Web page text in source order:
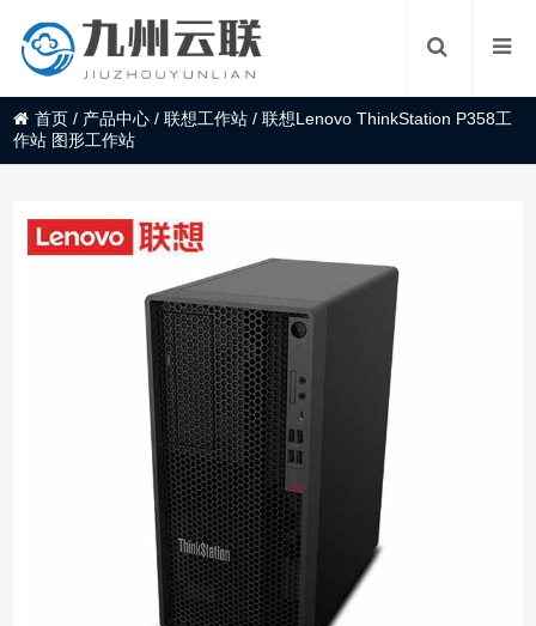
首页 / 产品中心 /联想工作站 /联想Lenovo ThinkStation P358工
作站 图形工作站